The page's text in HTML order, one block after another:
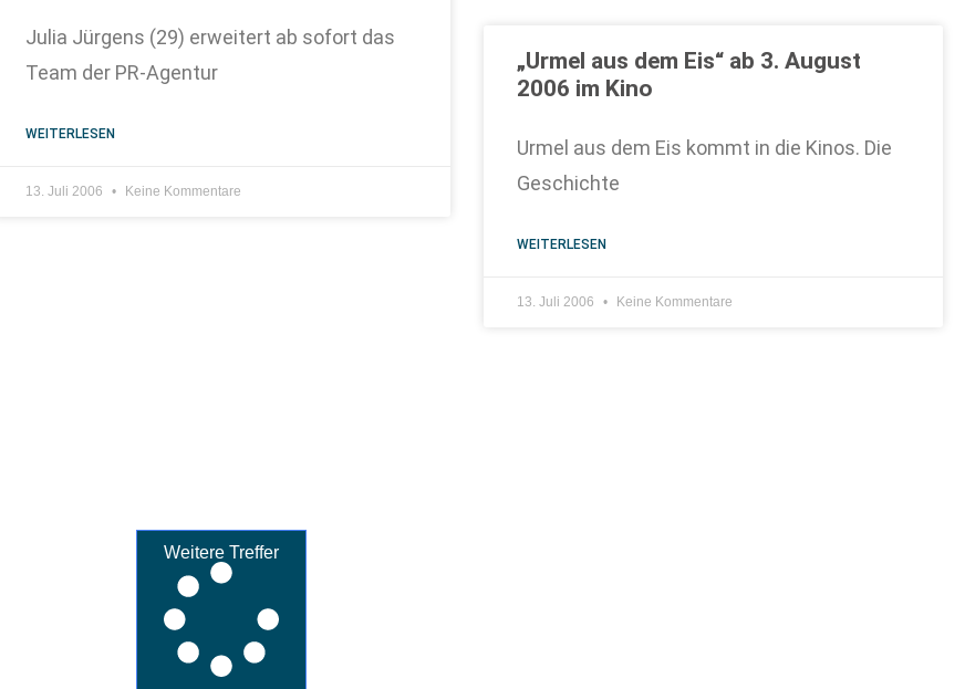
Julia Jürgens (29) erweitert ab sofort das
Team der PR-Agentur
WEITERLESEN
13. Juli 2006 Keine Kommentare
„Urmel aus dem Eis“ ab 3. August
2006 im Kino
Urmel aus dem Eis kommt in die Kinos. Die
Geschichte
WEITERLESEN
13. Juli 2006 Keine Kommentare
Weitere Treffer